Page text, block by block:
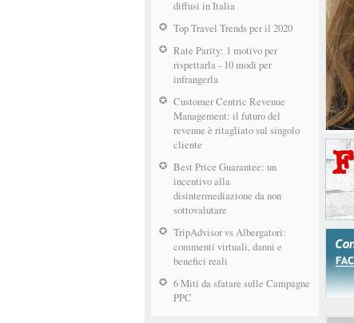
diffusi in Italia
Top Travel Trends per il 2020
Rate Parity: 1 motivo per
rispettarla - 10 modi per
infrangerla
Customer Centric Revenue
Management: il futuro del
revenue è ritagliato sul singolo
cliente
Best Price Guarantee: un
incentivo alla
disintermediazione da non
sottovalutare
TripAdvisor vs Albergatori:
commenti virtuali, danni e
benefici reali
6 Miti da sfatare sulle Campagne
PPC